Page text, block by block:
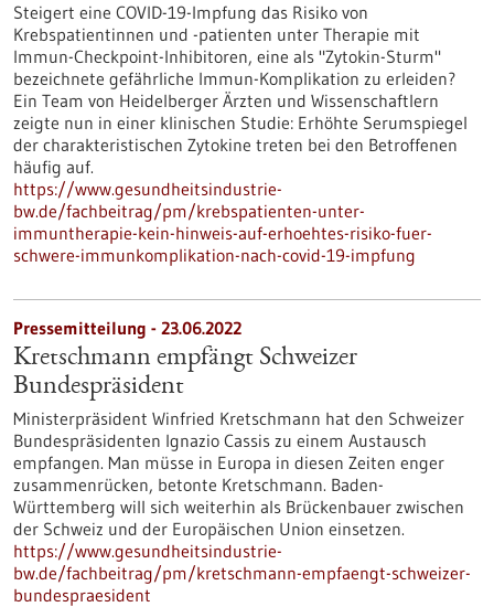
Steigert eine COVID-19-Impfung das Risiko von
Krebspatientinnen und -patienten unter Therapie mit
Immun-Checkpoint-Inhibitoren, eine als "Zytokin-Sturm"
bezeichnete gefährliche Immun-Komplikation zu erleiden?
Ein Team von Heidelberger Ärzten und Wissenschaftlern
zeigte nun in einer klinischen Studie: Erhöhte Serumspiegel
der charakteristischen Zytokine treten bei den Betroffenen
häufig auf.
https://www.gesundheitsindustrie-
bw.de/fachbeitrag/pm/krebspatienten-unter-
immuntherapie-kein-hinweis-auf-erhoehtes-risiko-fuer-
schwere-immunkomplikation-nach-covid-19-impfung
Pressemitteilung - 23.06.2022
Kretschmann empfängt Schweizer
Bundespräsident
Ministerpräsident Winfried Kretschmann hat den Schweizer
Bundespräsidenten Ignazio Cassis zu einem Austausch
empfangen. Man müsse in Europa in diesen Zeiten enger
zusammenrücken, betonte Kretschmann. Baden-
Württemberg will sich weiterhin als Brückenbauer zwischen
der Schweiz und der Europäischen Union einsetzen.
https://www.gesundheitsindustrie-
bw.de/fachbeitrag/pm/kretschmann-empfaengt-schweizer-
bundespraesident